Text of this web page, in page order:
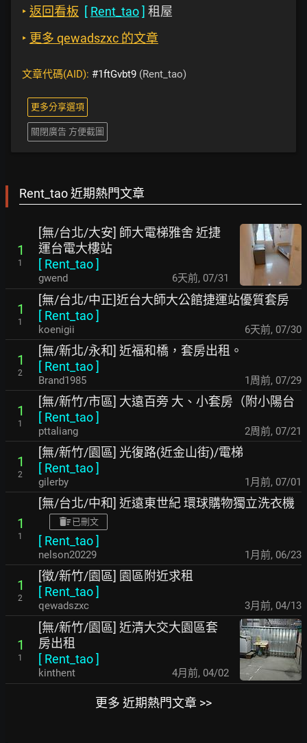
‣ 返回看板 [ Rent_tao] 租屋
‣ 更多 qewadszxc 的文章
文章代碼(AID): #1ftGvbt9 (Rent_tao)
更多分享選項
關閉廣告 方便截圖
Rent_tao 近期熱門文章
1
1
[無/台北/大安] 師大電梯雅舍 近捷
運台電大樓站
[ Rent_tao]
gwend 6天前, 07/31
1
1
[無/台北/中正]近台大師大公館捷運站優質套房
[ Rent_tao]
koenigii 6天前, 07/30
1
2
[無/新北/永和] 近福和橋，套房出租。
[ Rent_tao]
Brand1985 1周前, 07/29
1
1
[無/新竹/市區] 大遠百旁 大、小套房（附小陽台
[ Rent_tao]
pttaliang 2周前, 07/21
1
2
[無/新竹/園區] 光復路(近金山街)/電梯
[ Rent_tao]
gilerby 1月前, 07/01
1
1
[無/台北/中和] 近遠東世紀 環球購物獨立洗衣機
已刪文
[ Rent_tao]
nelson20229 1月前, 06/23
1
2
[徵/新竹/園區] 園區附近求租
[ Rent_tao]
qewadszxc 3月前, 04/13
1
1
[無/新竹/園區] 近清大交大園區套
房出租
[ Rent_tao]
kinthent 4月前, 04/02
更多 近期熱門文章 >>